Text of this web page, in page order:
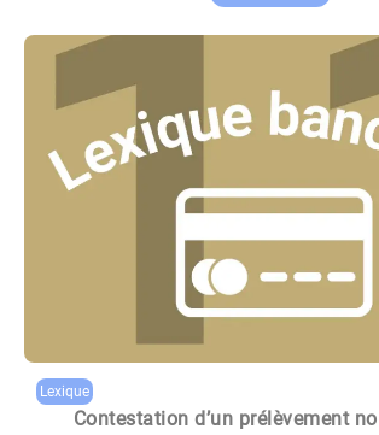
Lexique
Contestation d’un prélèvement